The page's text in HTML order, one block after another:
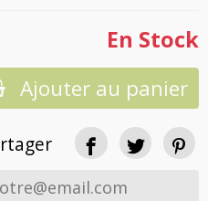
En Stock
Ajouter au panier